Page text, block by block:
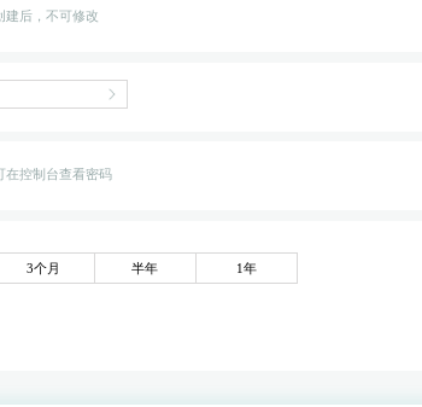
建后，不可修改
在控制台查看密码
3个月 半年 1年